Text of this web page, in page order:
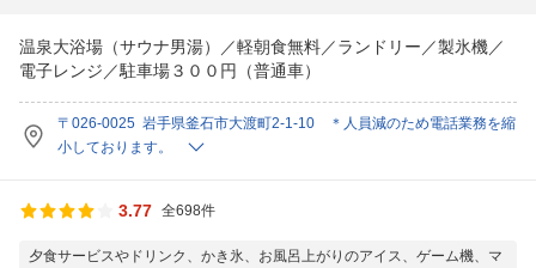
温泉大浴場（サウナ男湯）／軽朝食無料／ランドリー／製氷機／
電子レンジ／駐車場３００円（普通車）
〒026-0025 岩手県釜石市大渡町2-1-10 ＊人員減のため電話業務を縮
小しております。
3.77 全698件
夕食サービスやドリンク、かき氷、お風呂上がりのアイス、ゲーム機、マ